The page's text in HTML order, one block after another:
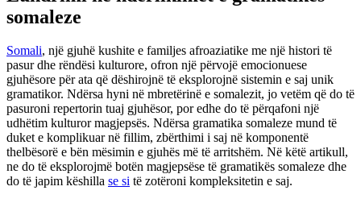
somaleze
Somali, një gjuhë kushite e familjes afroaziatike me një histori të
pasur dhe rëndësi kulturore, ofron një përvojë emocionuese
gjuhësore për ata që dëshirojnë të eksplorojnë sistemin e saj unik
gramatikor. Ndërsa hyni në mbretërinë e somalezit, jo vetëm që do të
pasuroni repertorin tuaj gjuhësor, por edhe do të përqafoni një
udhëtim kulturor magjepsës. Ndërsa gramatika somaleze mund të
duket e komplikuar në fillim, zbërthimi i saj në komponentë
thelbësorë e bën mësimin e gjuhës më të arritshëm. Në këtë artikull,
ne do të eksplorojmë botën magjepsëse të gramatikës somaleze dhe
do të japim këshilla se si të zotëroni kompleksitetin e saj.